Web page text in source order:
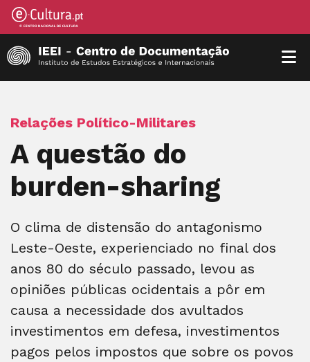
Relações Político-Militares
A questão do
burden-sharing
O clima de distensão do antagonismo
Leste-Oeste, experienciado no final dos
anos 80 do século passado, levou as
opiniões públicas ocidentais a pôr em
causa a necessidade dos avultados
investimentos em defesa, investimentos
pagos pelos impostos que sobre os povos